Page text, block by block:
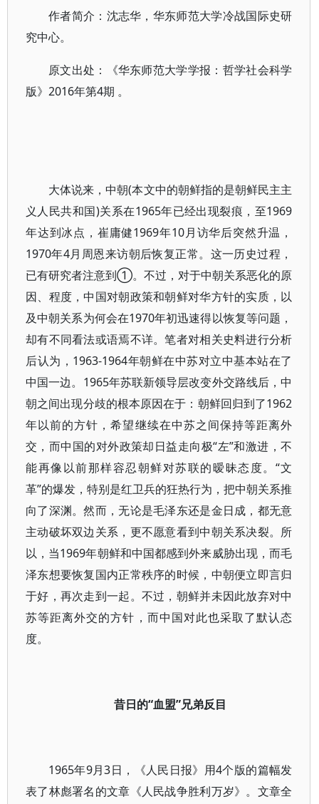
作者简介：沈志华，华东师范大学冷战国际史研
究中心。
原文出处：《华东师范大学学报：哲学社会科学
版》2016年第4期 。
大体说来，中朝(本文中的朝鲜指的是朝鲜民主主
义人民共和国)关系在1965年已经出现裂痕，至1969
年达到冰点，崔庸健1969年10月访华后突然升温，
1970年4月周恩来访朝后恢复正常。这一历史过程，
已有研究者注意到①。不过，对于中朝关系恶化的原
因、程度，中国对朝政策和朝鲜对华方针的实质，以
及中朝关系为何会在1970年初迅速得以恢复等问题，
却有不同看法或语焉不详。笔者对相关史料进行分析
后认为，1963-1964年朝鲜在中苏对立中基本站在了
中国一边。1965年苏联新领导层改变外交路线后，中
朝之间出现分歧的根本原因在于：朝鲜回归到了1962
年以前的方针，希望继续在中苏之间保持等距离外
交，而中国的对外政策却日益走向极“左”和激进，不
能再像以前那样容忍朝鲜对苏联的暧昧态度。“文
革”的爆发，特别是红卫兵的狂热行为，把中朝关系推
向了深渊。然而，无论是毛泽东还是金日成，都无意
主动破坏双边关系，更不愿意看到中朝关系决裂。所
以，当1969年朝鲜和中国都感到外来威胁出现，而毛
泽东想要恢复国内正常秩序的时候，中朝便立即言归
于好，再次走到一起。不过，朝鲜并未因此放弃对中
苏等距离外交的方针，而中国对此也采取了默认态
度。
昔日的“血盟”兄弟反目
1965年9月3日，《人民日报》用4个版的篇幅发
表了林彪署名的文章《人民战争胜利万岁》。文章全